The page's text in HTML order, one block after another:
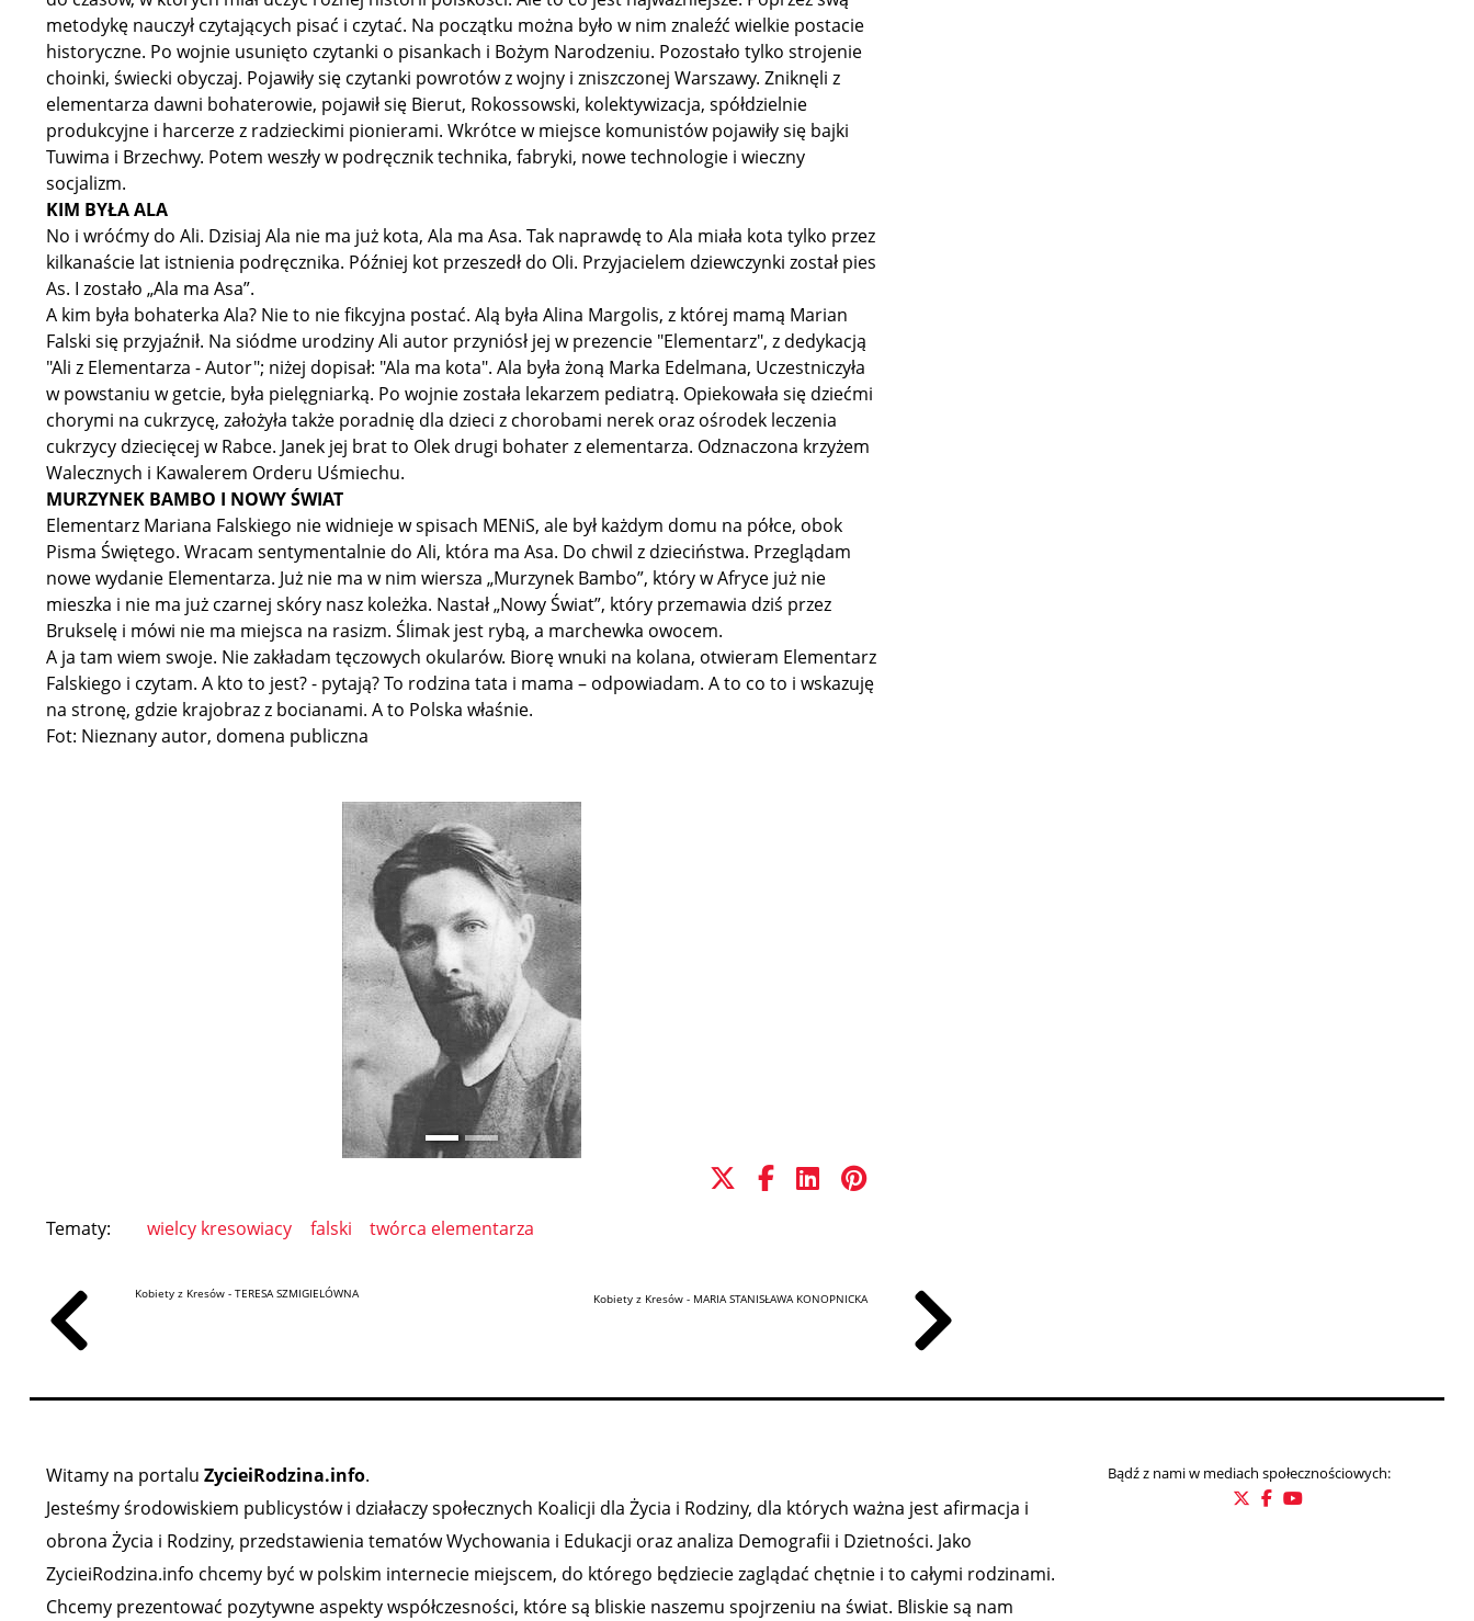
metodykę nauczył czytających pisać i czytać. Na początku można było w nim znaleźć wielkie postacie
historyczne. Po wojnie usunięto czytanki o pisankach i Bożym Narodzeniu. Pozostało tylko strojenie
choinki, świecki obyczaj. Pojawiły się czytanki powrotów z wojny i zniszczonej Warszawy. Zniknęli z
elementarza dawni bohaterowie, pojawił się Bierut, Rokossowski, kolektywizacja, spółdzielnie
produkcyjne i harcerze z radzieckimi pionierami. Wkrótce w miejsce komunistów pojawiły się bajki
Tuwima i Brzechwy. Potem weszły w podręcznik technika, fabryki, nowe technologie i wieczny
socjalizm.
KIM BYŁA ALA
No i wróćmy do Ali. Dzisiaj Ala nie ma już kota, Ala ma Asa. Tak naprawdę to Ala miała kota tylko przez
kilkanaście lat istnienia podręcznika. Później kot przeszedł do Oli. Przyjacielem dziewczynki został pies
As. I zostało „Ala ma Asa”.
A kim była bohaterka Ala? Nie to nie fikcyjna postać. Alą była Alina Margolis, z której mamą Marian
Falski się przyjaźnił. Na siódme urodziny Ali autor przyniósł jej w prezencie "Elementarz", z dedykacją
"Ali z Elementarza - Autor"; niżej dopisał: "Ala ma kota". Ala była żoną Marka Edelmana, Uczestniczyła
w powstaniu w getcie, była pielęgniarką. Po wojnie została lekarzem pediatrą. Opiekowała się dziećmi
chorymi na cukrzycę, założyła także poradnię dla dzieci z chorobami nerek oraz ośrodek leczenia
cukrzycy dziecięcej w Rabce. Janek jej brat to Olek drugi bohater z elementarza. Odznaczona krzyżem
Walecznych i Kawalerem Orderu Uśmiechu.
MURZYNEK BAMBO I NOWY ŚWIAT
Elementarz Mariana Falskiego nie widnieje w spisach MENiS, ale był każdym domu na półce, obok
Pisma Świętego. Wracam sentymentalnie do Ali, która ma Asa. Do chwil z dzieciństwa. Przeglądam
nowe wydanie Elementarza. Już nie ma w nim wiersza „Murzynek Bambo”, który w Afryce już nie
mieszka i nie ma już czarnej skóry nasz koleżka. Nastał „Nowy Świat”, który przemawia dziś przez
Brukselę i mówi nie ma miejsca na rasizm. Ślimak jest rybą, a marchewka owocem.
A ja tam wiem swoje. Nie zakładam tęczowych okularów. Biorę wnuki na kolana, otwieram Elementarz
Falskiego i czytam. A kto to jest? - pytają? To rodzina tata i mama – odpowiadam. A to co to i wskazuję
na stronę, gdzie krajobraz z bocianami. A to Polska właśnie.
Fot: Nieznany autor, domena publiczna
Kobiety z Kresów - TERESA SZMIGIELÓWNA